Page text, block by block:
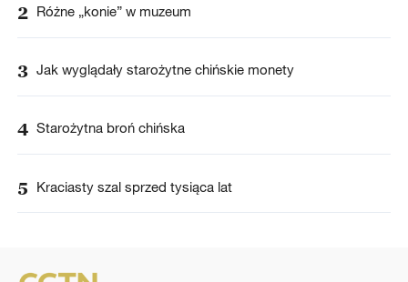
2 Różne „konie” w muzeum
3 Jak wyglądały starożytne chińskie monety
4 Starożytna broń chińska
5 Kraciasty szal sprzed tysiąca lat